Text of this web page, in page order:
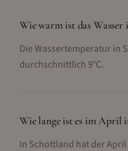
Wie warm ist das
Die Wassertemperatur in
durchschnittlich 9°C.
Wie lange ist es im April
In Schottland hat der